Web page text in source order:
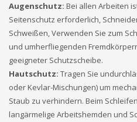
Augenschutz: Bei allen Arbeiten
Seitenschutz erforderlich,
Schweißen, Verwenden Sie zum
und umherfliegenden
geeigneter Schutzscheibe.
Hautschutz: Tragen Sie
oder Kevlar-Mischungen) um
Staub zu verhindern. Beim
langärmelige Arbeitshemden und